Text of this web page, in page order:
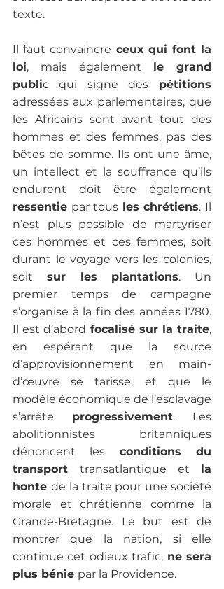
texte.
Il faut convaincre ceux qui font la
loi, mais également le grand
public qui signe des pétitions
adressées aux parlementaires, que
les Africains sont avant tout des
hommes et des femmes, pas des
bêtes de somme. Ils ont une âme,
un intellect et la souffrance qu’ils
endurent doit être également
ressentie par tous les chrétiens. Il
n’est plus possible de martyriser
ces hommes et ces femmes, soit
durant le voyage vers les colonies,
soit sur les plantations. Un
premier temps de campagne
s’organise à la fin des années 1780.
Il est d’abord focalisé sur la traite,
en espérant que la source
d’approvisionnement en main-
d’œuvre se tarisse, et que le
modèle économique de l’esclavage
s’arrête progressivement. Les
abolitionnistes britanniques
dénoncent les conditions du
transport transatlantique et la
honte de la traite pour une société
morale et chrétienne comme la
Grande-Bretagne. Le but est de
montrer que la nation, si elle
continue cet odieux trafic, ne sera
plus bénie par la Providence.